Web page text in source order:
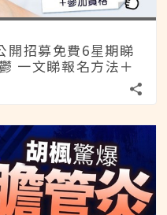
開招募免費6星期睇
一文睇報名方法＋